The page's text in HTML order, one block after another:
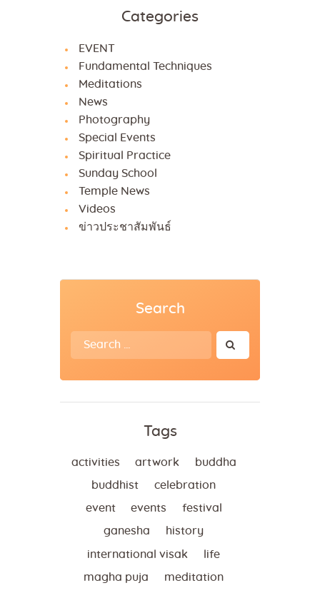
Categories
EVENT
Fundamental Techniques
Meditations
News
Photography
Special Events
Spiritual Practice
Sunday School
Temple News
Videos
ข่าวประชาสัมพันธ์
Search
Search
for:
Tags
activities artwork buddha
buddhist celebration
event events festival
ganesha history
international visak life
magha puja meditation